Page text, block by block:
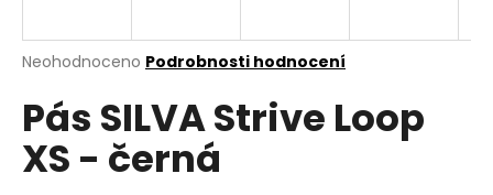
Průměrné
produktu
je
0,0
z
Neohodnoceno Podrobnosti hodnocení
Pás SILVA Strive Loop
XS - černá
j
t
?